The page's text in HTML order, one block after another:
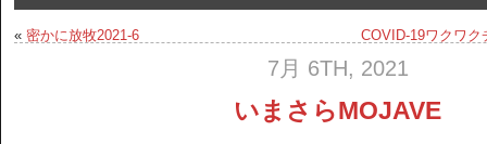
« 密かに放牧2021-6 COVID-19ワクワ
7月 6TH, 2021
いまさらMOJAVE